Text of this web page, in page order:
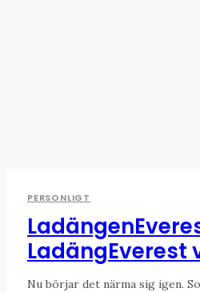
PERSONLIGT
LadängEverest
Nu börjar det närma sig igen.